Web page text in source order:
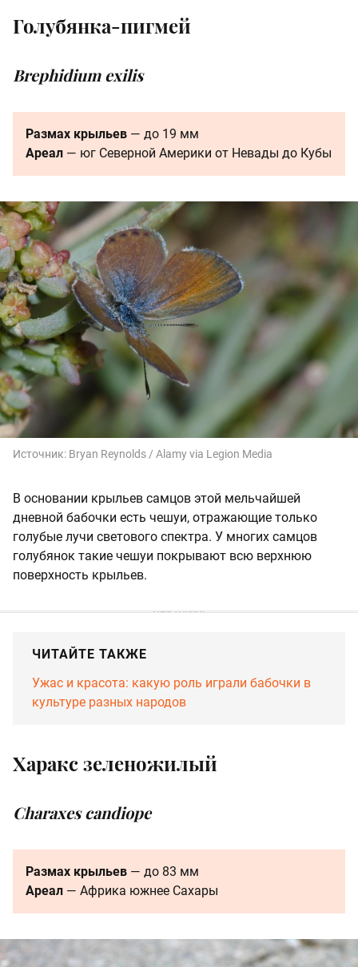
Голубянка-пигмей
Brephidium exilis
Размах крыльев — до 19 мм
Ареал — юг Северной Америки от Невады до Кубы
Источник: Bryan Reynolds / Alamy via Legion Media
В основании крыльев самцов этой мельчайшей
дневной бабочки есть чешуи, отражающие только
голубые лучи светового спектра. У многих самцов
голубянок такие чешуи покрывают всю верхнюю
поверхность крыльев.
ЧИТАЙТЕ ТАКЖЕ
Ужас и красота: какую роль играли бабочки в
культуре разных народов
Харакс зеленожилый
Charaxes candiope
Размах крыльев — до 83 мм
Ареал — Африка южнее Сахары